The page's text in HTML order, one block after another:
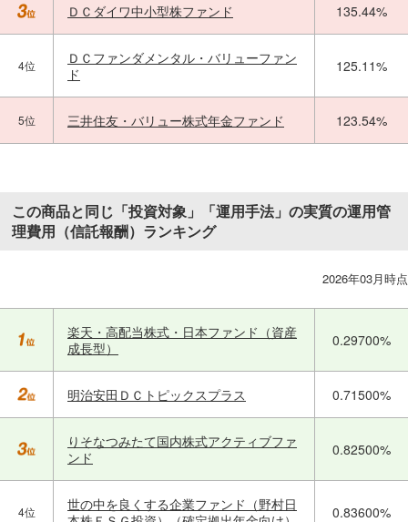
ＤＣダイワ中小型株ファンド 135.44%
4位
ＤＣファンダメンタル・バリューファン
ド
125.11%
5位 三井住友・バリュー株式年金ファンド 123.54%
この商品と同じ「投資対象」「運用手法」の実質の運用管
理費用（信託報酬）ランキング
2026年03月時点
楽天・高配当株式・日本ファンド（資産
成長型）
0.29700%
明治安田ＤＣトピックスプラス 0.71500%
りそなつみたて国内株式アクティブファ
ンド
0.82500%
4位
世の中を良くする企業ファンド（野村日
0.83600%